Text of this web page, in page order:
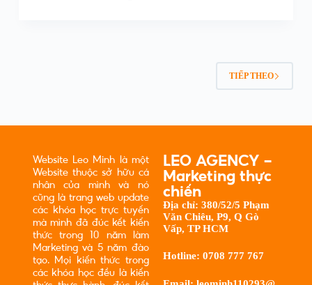
TIẾP THEO
Website Leo Minh là một
Website thuộc sở hữu cá
nhân của mình và nó
cũng là trang web update
các khóa học trực tuyến
mà mình đã đúc kết kiến
thức trong 10 năm làm
Marketing và 5 năm đào
tạo. Mọi kiến thức trong
các khóa học đều là kiến
LEO AGENCY -
Marketing thực
chiến
Địa chỉ: 380/52/5 Phạm
Văn Chiêu, P9, Q Gò
Vấp, TP HCM
Hotline: 0708 777 767